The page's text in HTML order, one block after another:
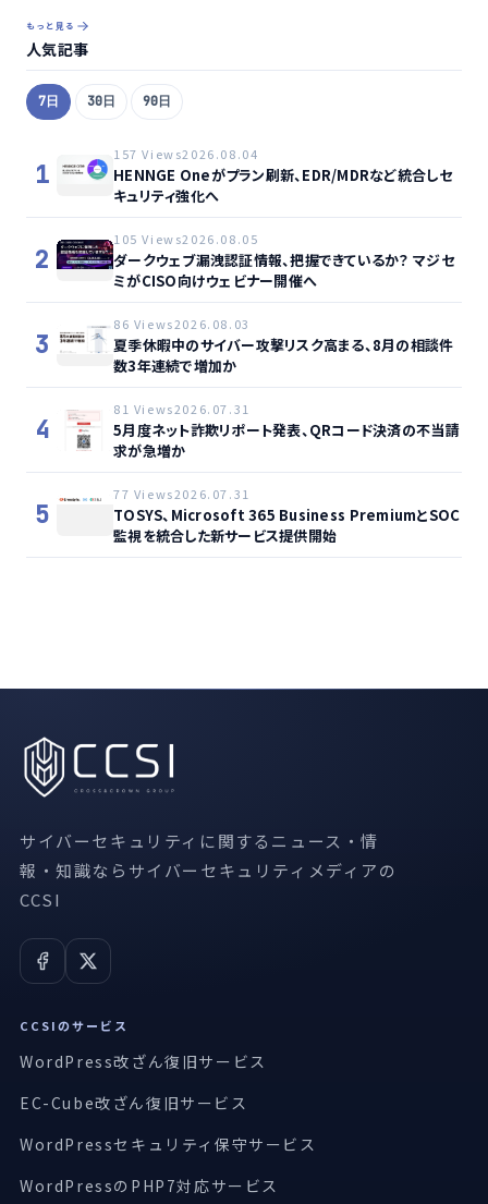
もっと見る
人気記事
7日 30日 90日
1
157 Views2026.08.04
HENNGE Oneがプラン刷新、EDR/MDRなど統合しセ
キュリティ強化へ
2
105 Views2026.08.05
ダークウェブ漏洩認証情報、把握できているか？ マジセ
ミがCISO向けウェビナー開催へ
3
86 Views2026.08.03
夏季休暇中のサイバー攻撃リスク高まる、8月の相談件
数3年連続で増加か
4
81 Views2026.07.31
5月度ネット詐欺リポート発表、QRコード決済の不当請
求が急増か
5
77 Views2026.07.31
TOSYS、Microsoft 365 Business PremiumとSOC
監視を統合した新サービス提供開始
サイバーセキュリティに関するニュース・情
報・知識ならサイバーセキュリティメディアの
CCSI
CCSIのサービス
WordPress改ざん復旧サービス
EC-Cube改ざん復旧サービス
WordPressセキュリティ保守サービス
WordPressのPHP7対応サービス